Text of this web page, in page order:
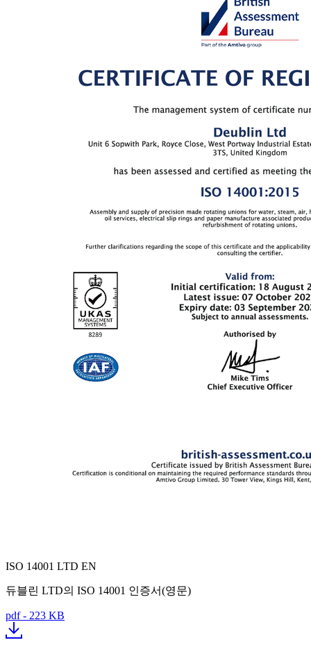
ISO 14001 LTD EN
듀블린 LTD의 ISO 14001 인증서(영문)
pdf - 223 KB